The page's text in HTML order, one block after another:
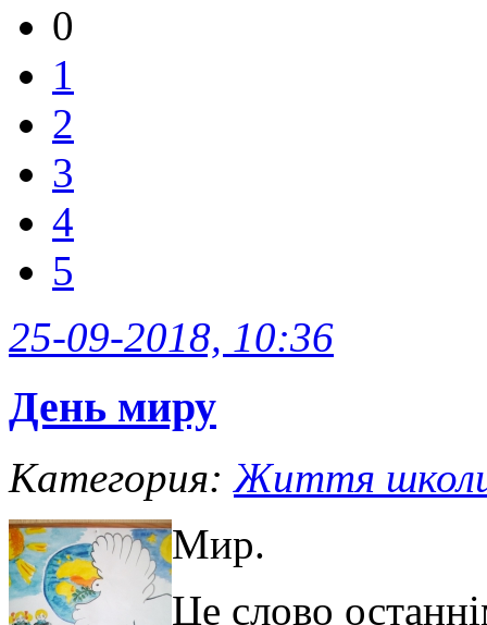
0
1
2
3
4
5
25-09-2018, 10:36
День миру
Категория: Життя
Мир.
Це слово